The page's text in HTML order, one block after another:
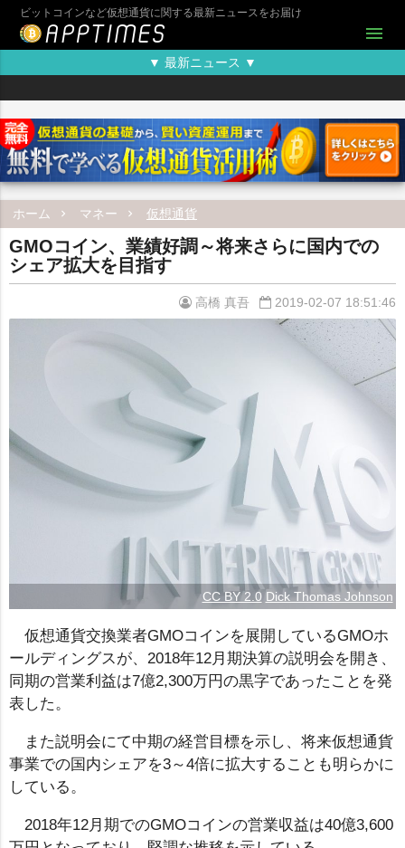
ビットコインなど仮想通貨に関する最新ニュースをお届け
menu
▼ 最新ニュース ▼
ホーム マネー 仮想通貨
GMOコイン、業績好調～将来さらに国内での
シェア拡大を目指す
高橋 真吾 2019-02-07 18:51:46
CC BY 2.0 Dick Thomas Johnson
仮想通貨交換業者GMOコインを展開しているGMOホ
ールディングスが、2018年12月期決算の説明会を開き、
同期の営業利益は7億2,300万円の黒字であったことを発
表した。
また説明会にて中期の経営目標を示し、将来仮想通貨
事業での国内シェアを3～4倍に拡大することも明らかに
している。
2018年12月期でのGMOコインの営業収益は40億3,600